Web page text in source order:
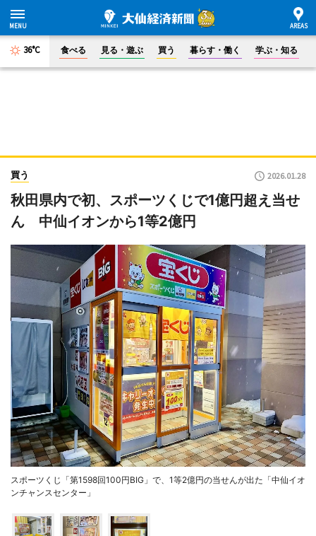
36°C 食べる 見る・遊ぶ 買う 暮らす・働く 学ぶ・知る
買う 2026.01.28
秋田県内で初、スポーツくじで1億円超え当せ
ん 中仙イオンから1等2億円
スポーツくじ「第1598回100円BIG」で、1等2億円の当せんが出た「中仙イオ
ンチャンスセンター」